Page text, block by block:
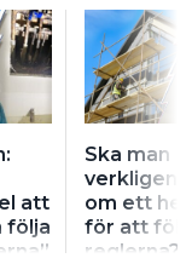
att
följa
Ska man
verkligen
om ett
för att
reglerna?